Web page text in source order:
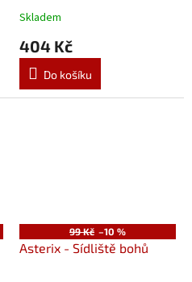
Skladem
404 Kč
Do košíku
99 Kč –10 %
Asterix - Sídliště bohů